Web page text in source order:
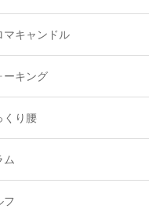
マキャンドル
ーキング
くり腰
ム
フ